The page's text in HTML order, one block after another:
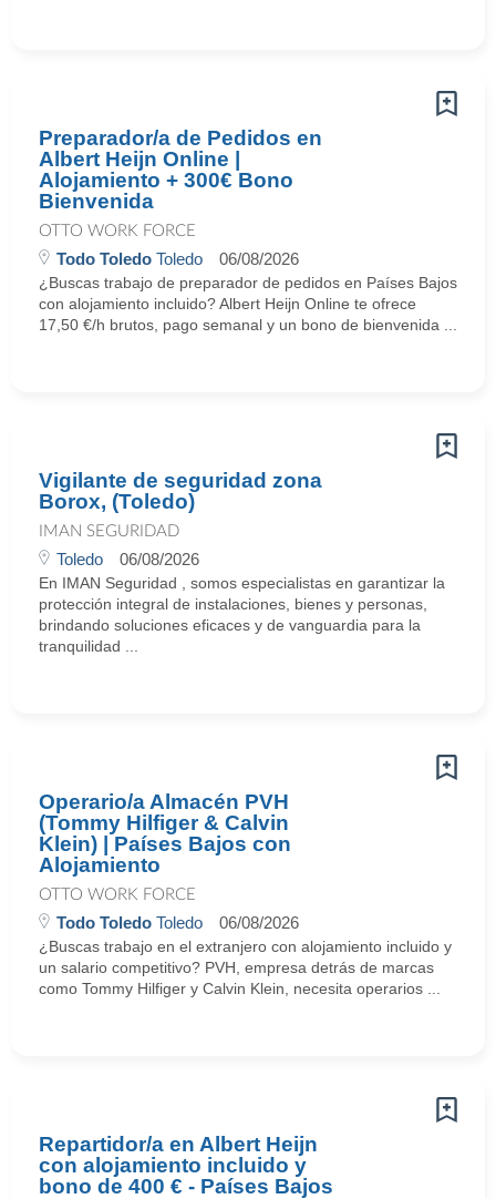
Preparador/a de Pedidos en
Albert Heijn Online |
Alojamiento + 300€ Bono
Bienvenida
OTTO WORK FORCE
Todo Toledo Toledo 06/08/2026
¿Buscas trabajo de preparador de pedidos en Países Bajos
con alojamiento incluido? Albert Heijn Online te ofrece
17,50 €/h brutos, pago semanal y un bono de bienvenida ...
Vigilante de seguridad zona
Borox, (Toledo)
IMAN SEGURIDAD
Toledo 06/08/2026
En IMAN Seguridad , somos especialistas en garantizar la
protección integral de instalaciones, bienes y personas,
brindando soluciones eficaces y de vanguardia para la
tranquilidad ...
Operario/a Almacén PVH
(Tommy Hilfiger & Calvin
Klein) | Países Bajos con
Alojamiento
OTTO WORK FORCE
Todo Toledo Toledo 06/08/2026
¿Buscas trabajo en el extranjero con alojamiento incluido y
un salario competitivo? PVH, empresa detrás de marcas
como Tommy Hilfiger y Calvin Klein, necesita operarios ...
Repartidor/a en Albert Heijn
con alojamiento incluido y
bono de 400 € - Países Bajos